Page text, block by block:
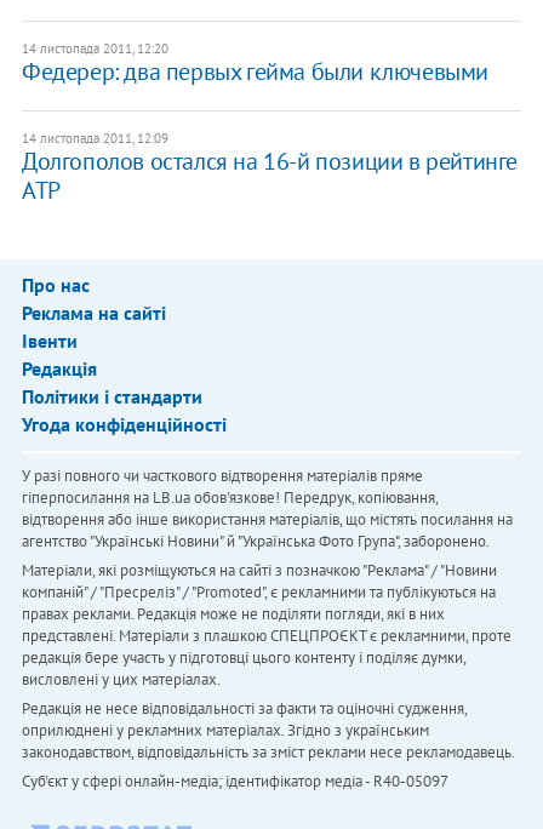
14 листопада 2011, 12:20
Федерер: два первых гейма были ключевыми
14 листопада 2011, 12:09
Долгополов остался на 16-й позиции в рейтинге
АТР
Про нас
Реклама на сайті
Івенти
Редакція
Політики і стандарти
Угода конфіденційності
У разі повного чи часткового відтворення матеріалів пряме
гіперпосилання на LB.ua обов'язкове! Передрук, копіювання,
відтворення або інше використання матеріалів, що містять посилання на
агентство "Українськi Новини" й "Українська Фото Група", заборонено.
Матеріали, які розміщуються на сайті з позначкою "Реклама" / "Новини
компаній" / "Пресреліз" / "Promoted", є рекламними та публікуються на
правах реклами. Редакція може не поділяти погляди, які в них
представлені. Матеріали з плашкою СПЕЦПРОЄКТ є рекламними, проте
редакція бере участь у підготовці цього контенту і поділяє думки,
висловлені у цих матеріалах.
Редакція не несе відповідальності за факти та оціночні судження,
оприлюднені у рекламних матеріалах. Згідно з українським
законодавством, відповідальність за зміст реклами несе рекламодавець.
Cуб'єкт у сфері онлайн-медіа; ідентифікатор медіа - R40-05097